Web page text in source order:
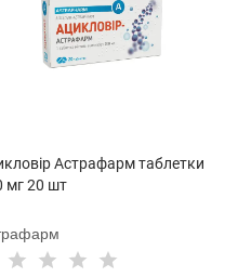
Астрафарм таблетки
мг 20 шт